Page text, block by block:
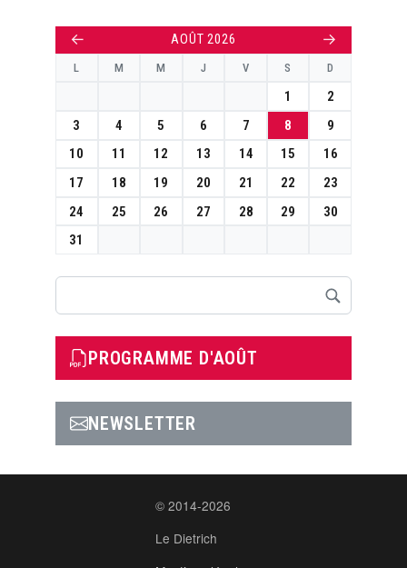
← AOÛT 2026 →
L M M J V S D
1
2
3
4 5 6 7 8
9
10
11 12 13 14 15
16
17
18 19 20 21 22
23
24
25 26 27 28 29
30
31
PROGRAMME D'AOÛT
NEWSLETTER
© 2014-2026
Le Dietrich